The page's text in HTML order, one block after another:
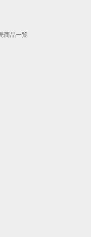
商品一覧